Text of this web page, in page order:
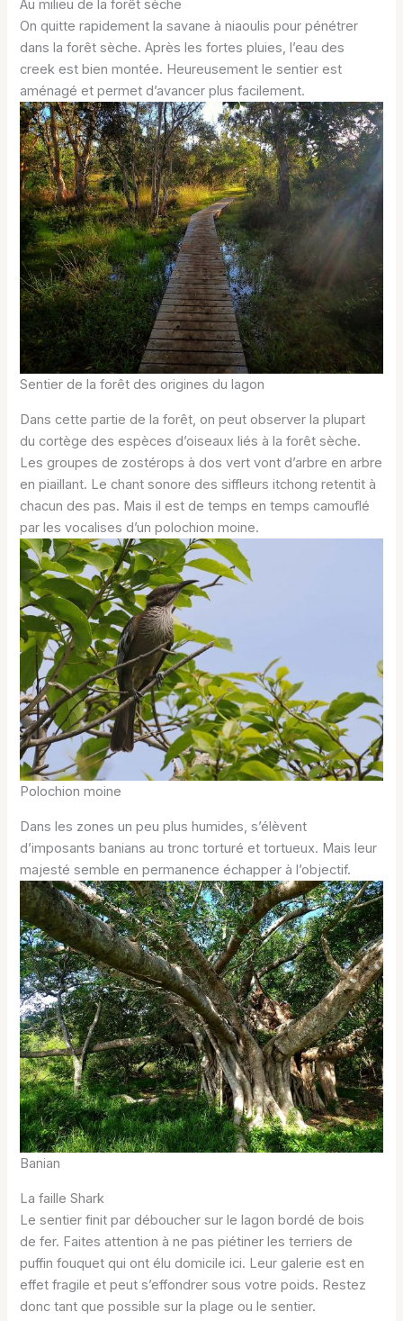
Au milieu de la forêt sèche
On quitte rapidement la savane à niaoulis pour pénétrer
dans la forêt sèche. Après les fortes pluies, l’eau des
creek est bien montée. Heureusement le sentier est
aménagé et permet d’avancer plus facilement.
Sentier de la forêt des origines du lagon
Dans cette partie de la forêt, on peut observer la plupart
du cortège des espèces d’oiseaux liés à la forêt sèche.
Les groupes de zostérops à dos vert vont d’arbre en arbre
en piaillant. Le chant sonore des siffleurs itchong retentit à
chacun des pas. Mais il est de temps en temps camouflé
par les vocalises d’un polochion moine.
Polochion moine
Dans les zones un peu plus humides, s’élèvent
d’imposants banians au tronc torturé et tortueux. Mais leur
majesté semble en permanence échapper à l’objectif.
Banian
La faille Shark
Le sentier finit par déboucher sur le lagon bordé de bois
de fer. Faites attention à ne pas piétiner les terriers de
puffin fouquet qui ont élu domicile ici. Leur galerie est en
effet fragile et peut s’effondrer sous votre poids. Restez
donc tant que possible sur la plage ou le sentier.